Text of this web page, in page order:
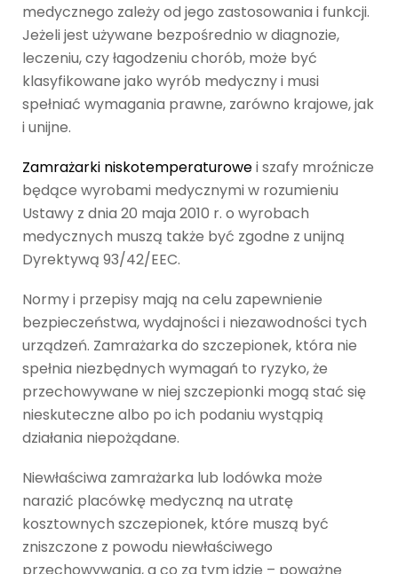
medycznego zależy od jego zastosowania i funkcji.
Jeżeli jest używane bezpośrednio w diagnozie,
leczeniu, czy łagodzeniu chorób, może być
klasyfikowane jako wyrób medyczny i musi
spełniać wymagania prawne, zarówno krajowe, jak
i unijne.
Zamrażarki niskotemperaturowei szafy mroźnicze
będące wyrobami medycznymi w rozumieniu
Ustawy z dnia 20 maja 2010 r. o wyrobach
medycznych muszą także być zgodne z unijną
Dyrektywą 93/42/EEC.
Normy i przepisy mają na celu zapewnienie
bezpieczeństwa, wydajności i niezawodności tych
urządzeń. Zamrażarka do szczepionek, która nie
spełnia niezbędnych wymagań to ryzyko, że
przechowywane w niej szczepionki mogą stać się
nieskuteczne albo po ich podaniu wystąpią
działania niepożądane.
Niewłaściwa zamrażarka lub lodówka może
narazić placówkę medyczną na utratę
kosztownych szczepionek, które muszą być
zniszczone z powodu niewłaściwego